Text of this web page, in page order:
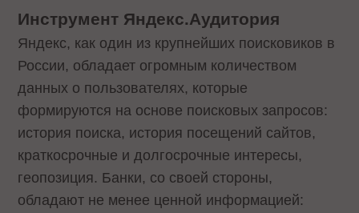
Инструмент Яндекс.Аудитория
Яндекс, как один из крупнейших поисковиков в
России, обладает огромным количеством
данных о пользователях, которые
формируются на основе поисковых запросов:
история поиска, история посещений сайтов,
краткосрочные и долгосрочные интересы,
геопозиция. Банки, со своей стороны,
обладают не менее ценной информацией: